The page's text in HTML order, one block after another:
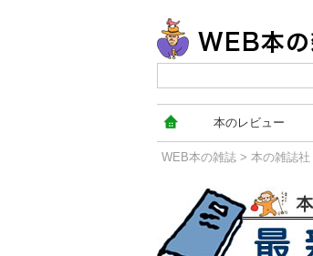
本のレビュー
WEB本の雑誌 > 本の雑誌社